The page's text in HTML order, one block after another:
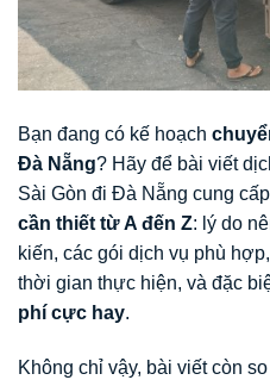
Bạn đang có kế hoạch
Đà Nẵng? Hãy để bài viết
Sài Gòn đi Đà Nẵng cung
cần thiết từ A đến Z: lý do
kiến, các gói dịch vụ phù
thời gian thực hiện, và đặc
phí cực hay.
Không chỉ vậy, bài viết còn